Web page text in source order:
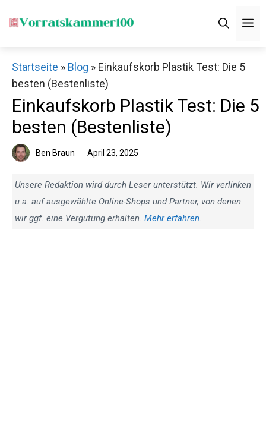
Inhalt
Startseite » Blog » Einkaufskorb Plastik Test: Die 5
besten (Bestenliste)
Einkaufskorb Plastik Test: Die 5
besten (Bestenliste)
Ben Braun April 23, 2025
Unsere Redaktion wird durch Leser unterstützt. Wir verlinken
u.a. auf ausgewählte Online-Shops und Partner, von denen
wir ggf. eine Vergütung erhalten. Mehr erfahren.